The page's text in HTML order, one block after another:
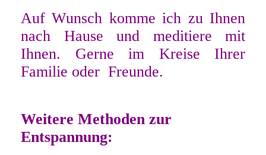
Auf Wunsch komme ich zu Ihnen
nach Hause und meditiere mit
Ihnen. Gerne im Kreise Ihrer
Familie oder Freunde.
Weitere Methoden zur
Entspannung: